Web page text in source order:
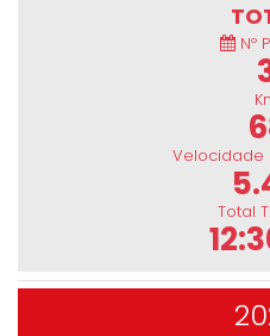
Nº
Velocidade
Total